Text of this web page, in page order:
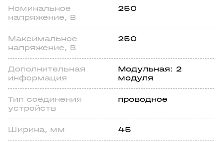
Номинальное
напряжение, В
250
Максимальное
напряжение, В
250
Дополнительная
информация
Модульная: 2
модуля
Тип соединения
устройств
проводное
Ширина, мм 45